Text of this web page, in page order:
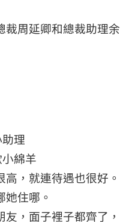
裁周延卿和總裁助理余
理
綿羊
，就連待遇也很好。
她住哪。
，面子裡子都齊了，